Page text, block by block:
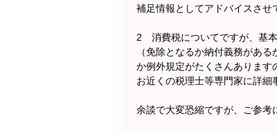
補足情報としてアドバイスさせ
2 消費税についてですが、基本
（免除となるか納付義務があ
か例外規定がたくさんあります
お近くの税理士等専門家に詳細
余談で大変恐縮ですが、ご参考